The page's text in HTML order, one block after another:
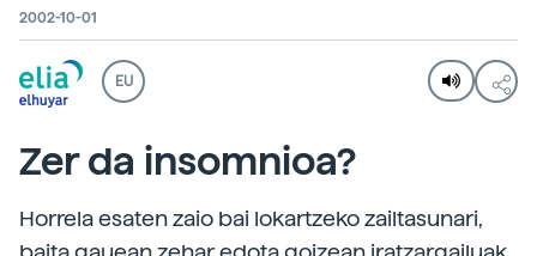
2002-10-01
EU
Zer da insomnioa?
Horrela esaten zaio bai lokartzeko zailtasunari,